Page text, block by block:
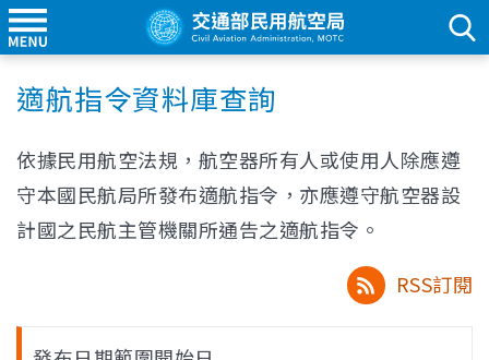
適航指令資料庫查詢
依據民用航空法規，航空器所有人或使用人除應遵
守本國民航局所發布適航指令，亦應遵守航空器設
計國之民航主管機關所通告之適航指令。
RSS訂閱